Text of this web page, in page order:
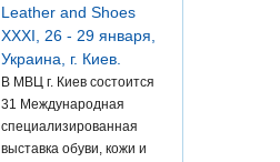
Leather and Shoes
XXXI, 26 - 29 января,
Украина, г. Киев.
В МВЦ г. Киев состоится
31 Международная
специализированная
выставка обуви, кожи и